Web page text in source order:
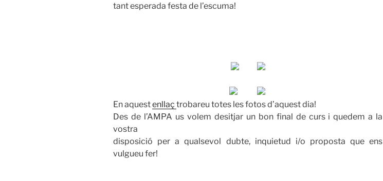
tant esperada festa de l’escuma!
En aquestenllaç trobareu totes les fotos d’aquest dia!
Des de l’AMPA us volem desitjar un bon final de curs i quedem a la
vostra
disposició per a qualsevol dubte, inquietud i/o proposta que ens
vulgueu fer!